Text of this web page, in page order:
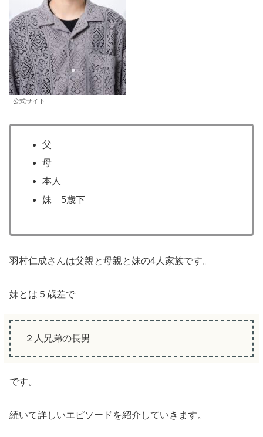
公式サイト
父
母
本人
妹 5歳下
羽村仁成さんは父親と母親と妹の4人家族です。
妹とは５歳差で
２人兄弟の長男
です。
続いて詳しいエピソードを紹介していきます。